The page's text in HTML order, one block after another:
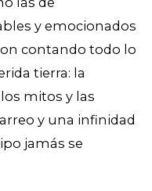
y emocionados
contando todo lo
tierra: la
mitos y las
y una infinidad
jamás se